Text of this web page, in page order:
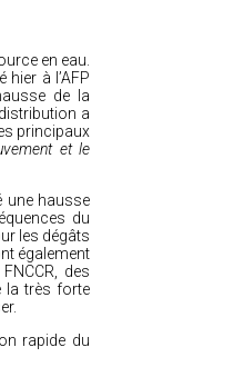
en eau.
à l’AFP
de la
a
principaux
et le
une hausse
du
les dégâts
également
des
la très forte
rapide du